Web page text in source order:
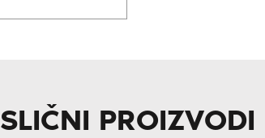
SLIČNI PROIZVODI